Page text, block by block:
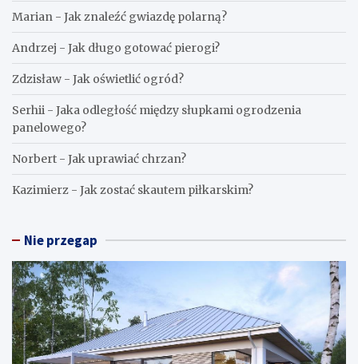
Marian - Jak znaleźć gwiazdę polarną?
Andrzej - Jak długo gotować pierogi?
Zdzisław - Jak oświetlić ogród?
Serhii - Jaka odległość między słupkami ogrodzenia
panelowego?
Norbert - Jak uprawiać chrzan?
Kazimierz - Jak zostać skautem piłkarskim?
Nie przegap